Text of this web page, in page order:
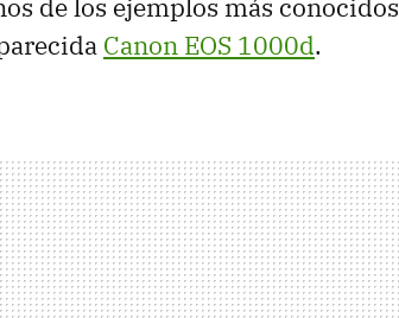
de los ejemplos más conocidos
Canon EOS 1000d.